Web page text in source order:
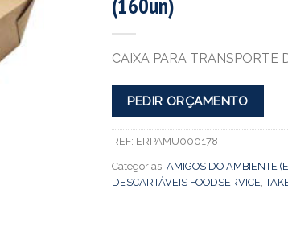
CAIXA PARA TRANSPORTE
PEDIR ORÇAMENTO
REF: ERPAMU000178
Categorias: AMIGOS DO AMBIENTE
DESCARTÁVEIS FOODSERVICE,